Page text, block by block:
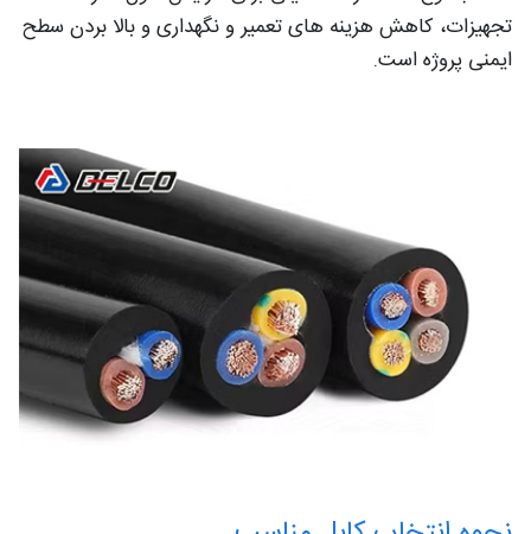
تجهیزات، کاهش هزینه‌ های تعمیر و نگهداری و بالا بردن سطح
ایمنی پروژه است.